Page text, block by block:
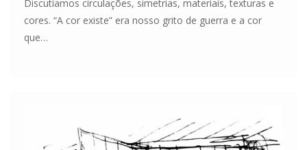
Discutíamos circulações, simetrias, materiais, texturas e
cores. “A cor existe” era nosso grito de guerra e a cor
que…